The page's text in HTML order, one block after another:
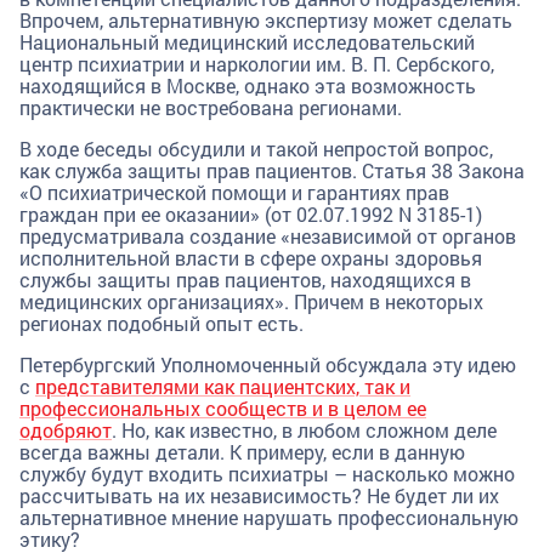
Впрочем, альтернативную экспертизу может сделать
Национальный медицинский исследовательский
центр психиатрии и наркологии им. В. П. Сербского,
находящийся в Москве, однако эта возможность
практически не востребована регионами.
В ходе беседы обсудили и такой непростой вопрос,
как служба защиты прав пациентов. Статья 38 Закона
«О психиатрической помощи и гарантиях прав
граждан при ее оказании» (от 02.07.1992 N 3185-1)
предусматривала создание «независимой от органов
исполнительной власти в сфере охраны здоровья
службы защиты прав пациентов, находящихся в
медицинских организациях». Причем в некоторых
регионах подобный опыт есть.
Петербургский Уполномоченный обсуждала эту идею
с представителями как пациентских, так и
профессиональных сообществ и в целом ее
одобряют. Но, как известно, в любом сложном деле
всегда важны детали. К примеру, если в данную
службу будут входить психиатры – насколько можно
рассчитывать на их независимость? Не будет ли их
альтернативное мнение нарушать профессиональную
этику?